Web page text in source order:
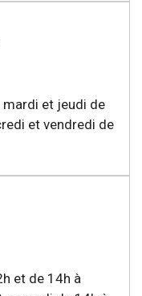
mardi et jeudi de
et vendredi de
et de 14h à